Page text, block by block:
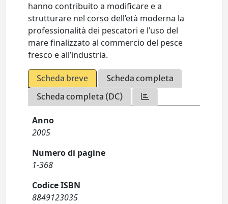
hanno contribuito a modificare e a
strutturare nel corso dell’età moderna la
professionalità dei pescatori e l’uso del
mare finalizzato al commercio del pesce
fresco e all’industria.
Scheda breve
Scheda completa
Scheda completa (DC)
Anno
2005
Numero di pagine
1-368
Codice ISBN
8849123035